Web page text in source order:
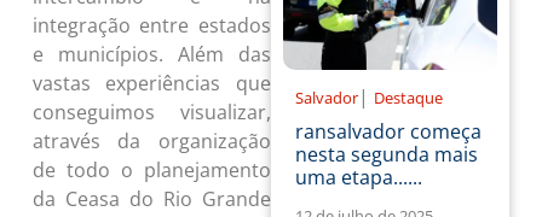
integração entre estados
e municípios. Além das
vastas experiências que
conseguimos visualizar,
através da organização
de todo o planejamento
da Ceasa do Rio Grande
Salvador | Destaque
ransalvador começa
nesta segunda mais
uma etapa......